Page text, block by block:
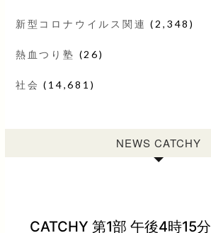
新型コロナウイルス関連 (2,348)
熱血つり塾 (26)
社会 (14,681)
NEWS CATCHY
CATCHY 第1部 午後4時15分